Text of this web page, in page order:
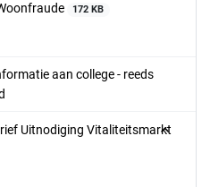
172 KB
aan college - reeds
Uitnodiging Vitaliteitsmarkt